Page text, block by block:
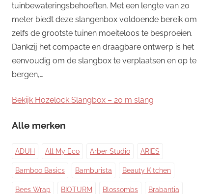
tuinbewateringsbehoeften. Met een lengte van 20
meter biedt deze slangenbox voldoende bereik om
zelfs de grootste tuinen moeiteloos te besproeien.
Dankzij het compacte en draagbare ontwerp is het
eenvoudig om de slangbox te verplaatsen en op te
bergen,…
Bekijk Hozelock Slangbox – 20 m slang
Alle merken
ADUH All My Eco Arber Studio ARIES
Bamboo Basics Bamburista Beauty Kitchen
Bees Wrap BIOTURM Blossombs Brabantia